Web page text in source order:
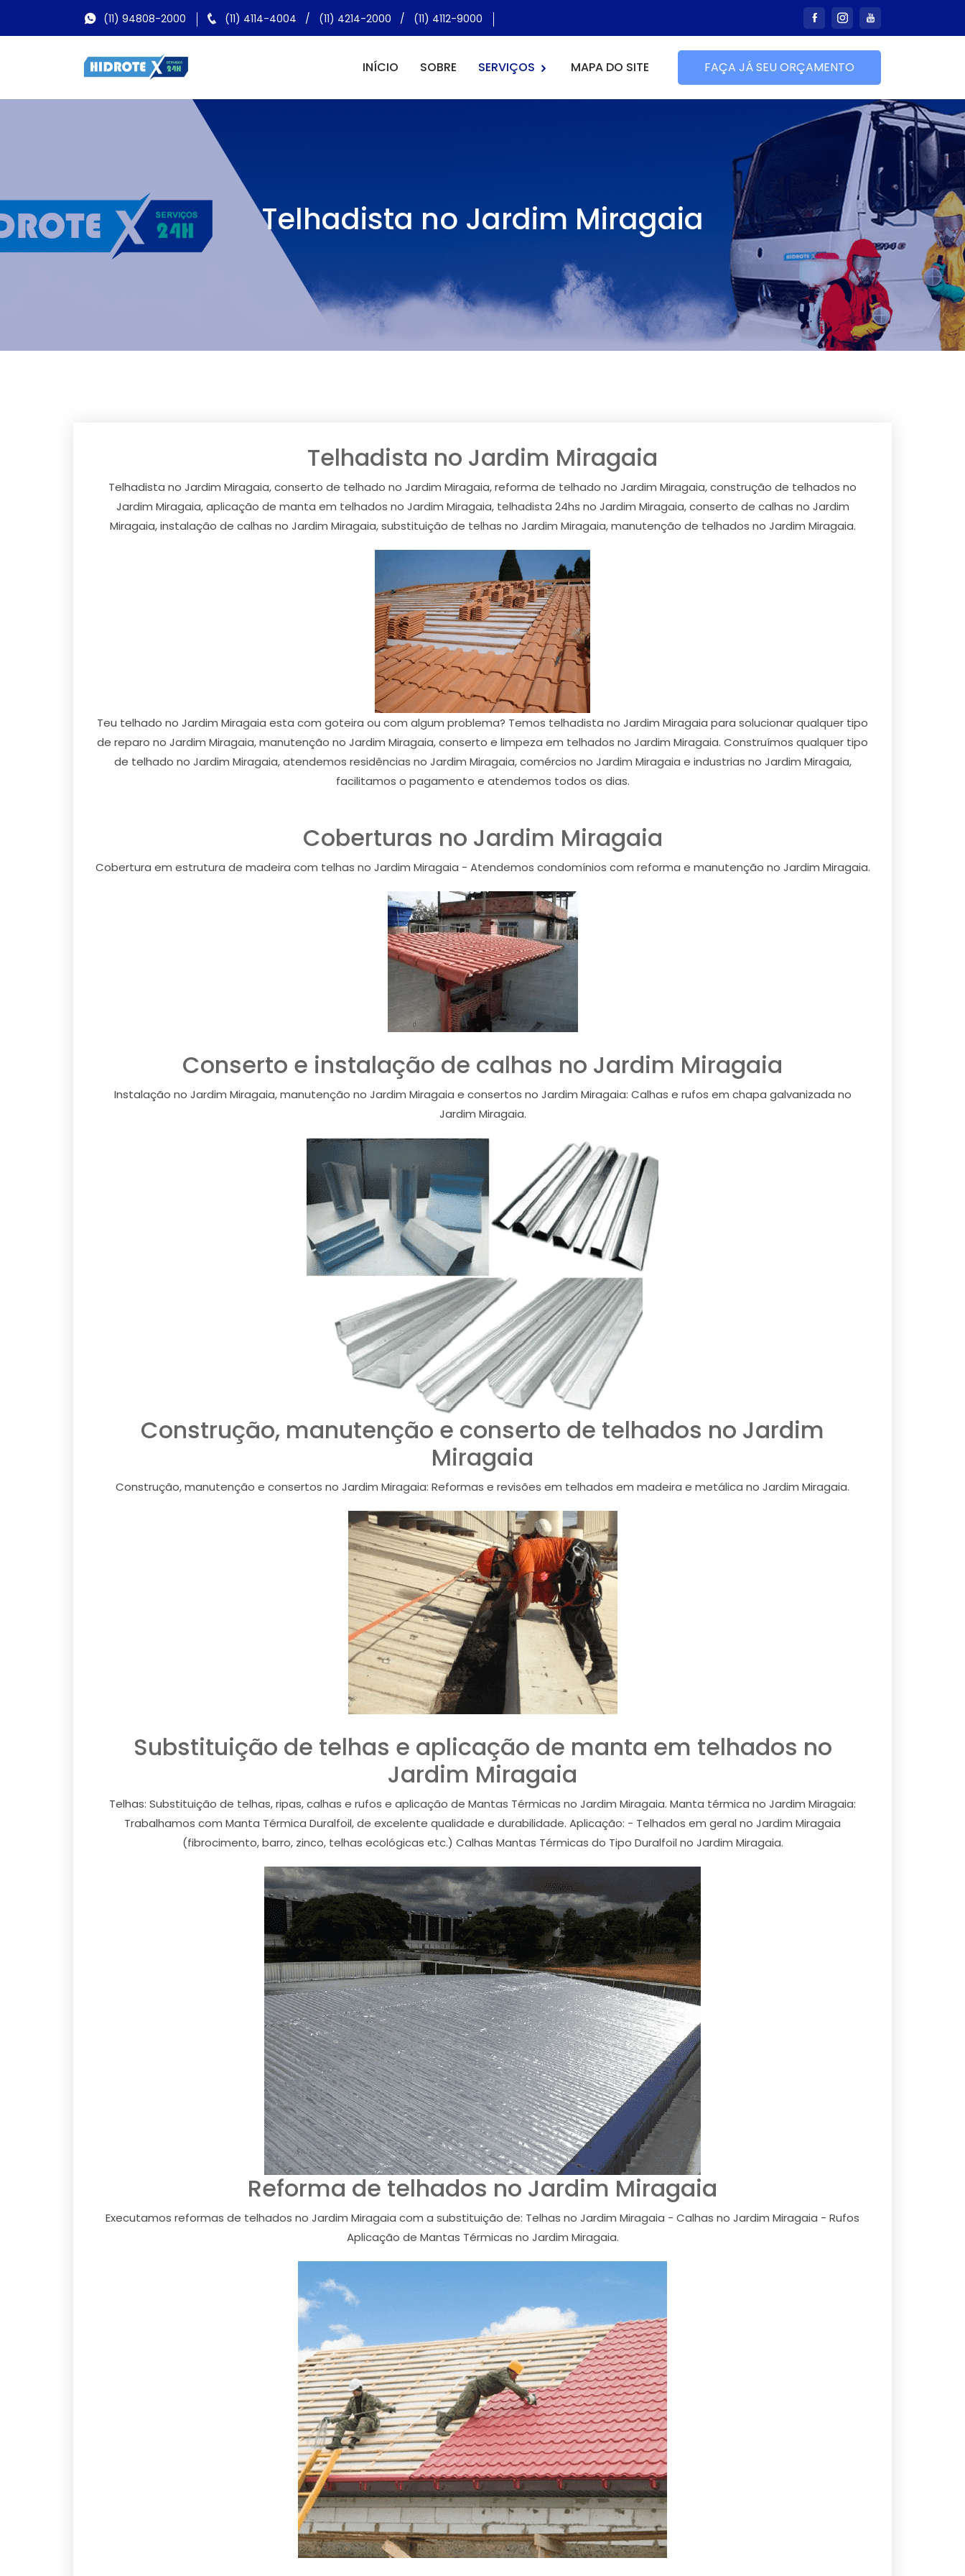
(11) 94808-2000 (11) 4114-4004 / (11) 4214-2000 / (11) 4112-9000
INÍCIO SOBRE SERVIÇOS MAPA DO SITE FAÇA JÁ SEU ORÇAMENTO
Telhadista no Jardim Miragaia
Telhadista no Jardim Miragaia
Telhadista no Jardim Miragaia, conserto de telhado no Jardim Miragaia, reforma de telhado no Jardim Miragaia, construção de telhados no
Jardim Miragaia, aplicação de manta em telhados no Jardim Miragaia, telhadista 24hs no Jardim Miragaia, conserto de calhas no Jardim
Miragaia, instalação de calhas no Jardim Miragaia, substituição de telhas no Jardim Miragaia, manutenção de telhados no Jardim Miragaia.
Teu telhado no Jardim Miragaia esta com goteira ou com algum problema? Temos telhadista no Jardim Miragaia para solucionar qualquer tipo
de reparo no Jardim Miragaia, manutenção no Jardim Miragaia, conserto e limpeza em telhados no Jardim Miragaia. Construímos qualquer tipo
de telhado no Jardim Miragaia, atendemos residências no Jardim Miragaia, comércios no Jardim Miragaia e industrias no Jardim Miragaia,
facilitamos o pagamento e atendemos todos os dias.
Coberturas no Jardim Miragaia
Cobertura em estrutura de madeira com telhas no Jardim Miragaia - Atendemos condomínios com reforma e manutenção no Jardim Miragaia.
Conserto e instalação de calhas no Jardim Miragaia
Instalação no Jardim Miragaia, manutenção no Jardim Miragaia e consertos no Jardim Miragaia: Calhas e rufos em chapa galvanizada no
Jardim Miragaia.
Construção, manutenção e conserto de telhados no Jardim
Miragaia
Construção, manutenção e consertos no Jardim Miragaia: Reformas e revisões em telhados em madeira e metálica no Jardim Miragaia.
Substituição de telhas e aplicação de manta em telhados no
Jardim Miragaia
Telhas: Substituição de telhas, ripas, calhas e rufos e aplicação de Mantas Térmicas no Jardim Miragaia. Manta térmica no Jardim Miragaia:
Trabalhamos com Manta Térmica Duralfoil, de excelente qualidade e durabilidade. Aplicação: - Telhados em geral no Jardim Miragaia
(fibrocimento, barro, zinco, telhas ecológicas etc.) Calhas Mantas Térmicas do Tipo Duralfoil no Jardim Miragaia.
Reforma de telhados no Jardim Miragaia
Executamos reformas de telhados no Jardim Miragaia com a substituição de: Telhas no Jardim Miragaia - Calhas no Jardim Miragaia - Rufos
Aplicação de Mantas Térmicas no Jardim Miragaia.